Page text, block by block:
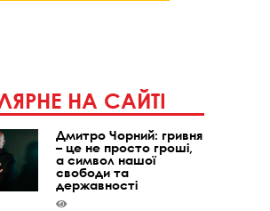
НА САЙТІ
Дмитро Чорний: гривня
– це не просто гроші,
а символ нашої
свободи та
державності